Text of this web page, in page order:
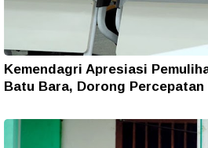
Kemendagri Apresiasi
Batu Bara, Dorong